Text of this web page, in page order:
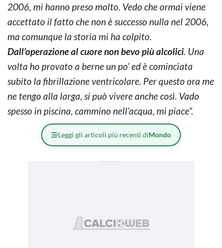
2006, mi hanno preso molto. Vedo che ormai viene
accettato il fatto che non è successo nulla nel 2006,
ma comunque la storia mi ha colpito.
Dall’operazione al cuore non bevo più alcolici. Una
volta ho provato a berne un po’ ed è cominciata
subito la fibrillazione ventricolare. Per questo ora me
ne tengo alla larga, si può vivere anche così. Vado
spesso in piscina, cammino nell’acqua, mi piace”.
Leggi gli articoli più recenti diMondo